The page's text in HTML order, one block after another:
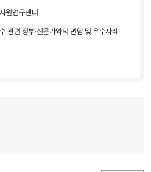
원연구센터
관련 정부·전문가와의 면담 및 우수사례